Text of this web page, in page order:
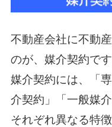
不動産会社に不動
のが、媒介契約です
媒介契約には、「
介契約」「一般媒
それぞれ異なる特